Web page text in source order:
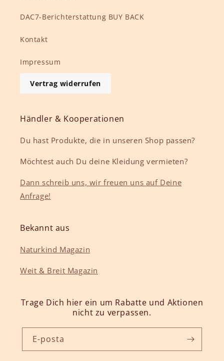
DAC7-Berichterstattung BUY BACK
Kontakt
Impressum
Vertrag widerrufen
Händler & Kooperationen
Du hast Produkte, die in unseren Shop passen?
Möchtest auch Du deine Kleidung vermieten?
Dann schreib uns, wir freuen uns auf Deine
Anfrage!
Bekannt aus
Naturkind Magazin
Weit & Breit Magazin
Trage Dich hier ein um Rabatte und Aktionen
nicht zu verpassen.
E-posta